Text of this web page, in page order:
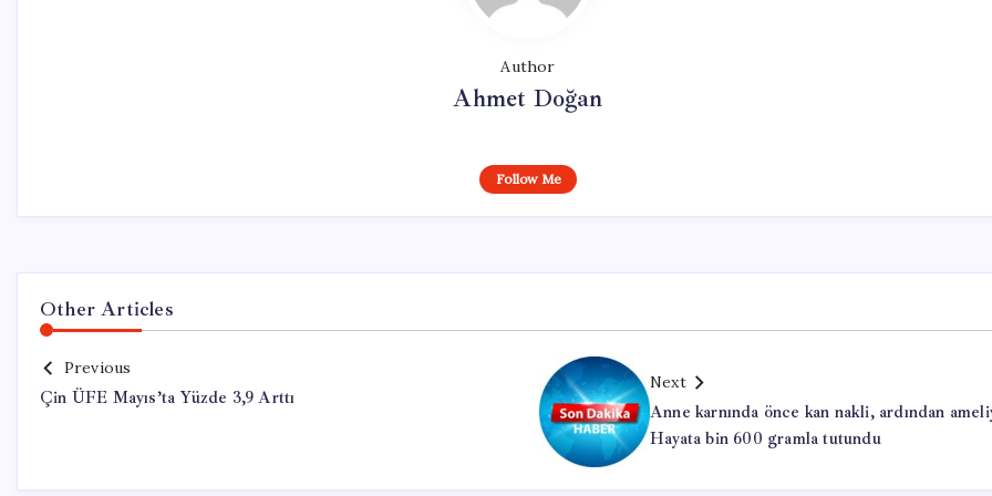
Author
Ahmet Doğan
Follow Me
Other Articles
Previous
Çin ÜFE Mayıs’ta Yüzde 3,9 Arttı
Next
Anne karnında önce kan nakli, ardından
Hayata bin 600 gramla tutundu